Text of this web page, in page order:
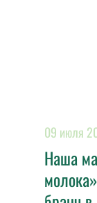
09 июля
Наша